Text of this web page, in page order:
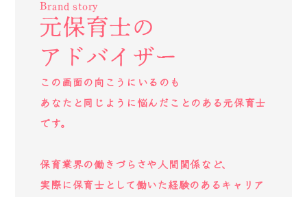
Brand story
元保育士の
アドバイザー
この画面の向こうにいるのも
あなたと同じように悩んだことのある元保育士
です。
保育業界の働きづらさや人間関係など、
実際に保育士として働いた経験のあるキャリア